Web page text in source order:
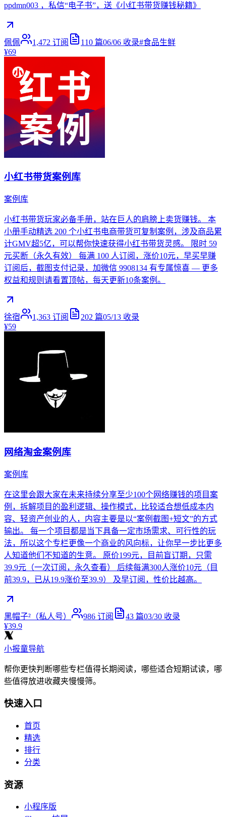
ppdmn003 ，私信“电子书”，送《小红书带货赚钱秘籍》
佩佩 1,472 订阅 110 篇06/06 收录#食品生鲜
¥69
小红书带货案例库
案例库
小红书带货玩家必备手册，站在巨人的肩膀上卖货赚钱。 本
小册手动精选 200 个小红书电商带货可复制案例，涉及商品累
计GMV超5亿，可以帮你快速获得小红书带货灵感。 限时 59
元买断（永久有效） 每满 100 人订阅，涨价10元，早买早赚
订阅后，截图支付记录，加微信 9908134 有专属惊喜 — 更多
权益和规则请看置顶帖，每天更新10条案例。
徐宿 1,363 订阅 202 篇05/13 收录
¥59
网络淘金案例库
案例库
在这里会跟大家在未来持续分享至少100个网络赚钱的项目案
例，拆解项目的盈利逻辑、操作模式，比较适合想低成本内
容、轻资产创业的人，内容主要是以“案例截图+短文”的方式
输出。 每一个项目都是当下具备一定市场需求、可行性的玩
法，所以这个专栏更像一个商业的风向标，让你早一步比更多
人知道他们不知道的生意。 原价199元，目前盲订期，只需
39.9元（一次订阅，永久查看） 后续每满300人涨价10元（目
前39.9，已从19.9涨价至39.9） 及早订阅，性价比越高。
黑帽子²（私人号） 986 订阅 43 篇03/30 收录
¥39.9
小报童导航
帮你更快判断哪些专栏值得长期阅读，哪些适合短期试读，哪
些值得放进收藏夹慢慢筛。
快速入口
首页
精选
排行
分类
资源
小程序版